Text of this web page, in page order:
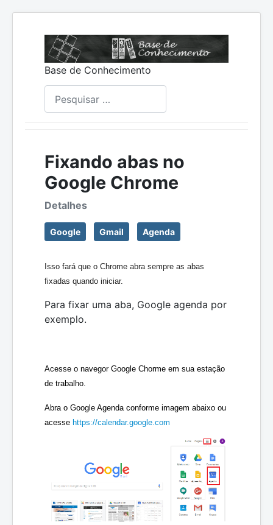
Base de Conhecimento
Fixando abas no
Google Chrome
Detalhes
Google Gmail Agenda
Isso fará que o Chrome abra sempre as abas
fixadas quando iniciar.
Para fixar uma aba, Google agenda por
exemplo.
Acesse o navegor Google Chorme em sua estação
de trabalho.
Abra o Google Agenda conforme imagem abaixo ou
acesse https://calendar.google.com